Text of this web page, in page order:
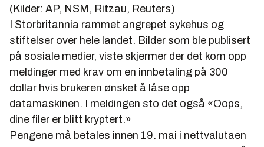
(Kilder: AP, NSM, Ritzau, Reuters)
I Storbritannia rammet angrepet sykehus og
stiftelser over hele landet. Bilder som ble publisert
på sosiale medier, viste skjermer der det kom opp
meldinger med krav om en innbetaling på 300
dollar hvis brukeren ønsket å låse opp
datamaskinen. I meldingen sto det også «Oops,
dine filer er blitt kryptert.»
Pengene må betales innen 19. mai i nettvalutaen